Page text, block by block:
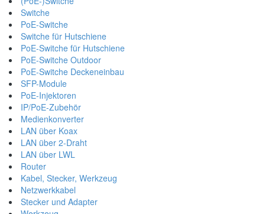
Switche
PoE-Switche
Switche für Hutschiene
PoE-Switche für Hutschiene
PoE-Switche Outdoor
PoE-Switche Deckeneinbau
SFP-Module
PoE-Injektoren
IP/PoE-Zubehör
Medienkonverter
LAN über Koax
LAN über 2-Draht
LAN über LWL
Router
Kabel, Stecker, Werkzeug
Netzwerkkabel
Stecker und Adapter